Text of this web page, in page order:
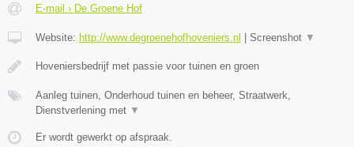
E-mail › De Groene Hof
Website: http://www.degroenehofhoveniers.nl Screenshot ▼
Hoveniersbedrijf met passie voor tuinen en groen
Aanleg tuinen, Onderhoud tuinen en beheer, Straatwerk,
Dienstverlening met ▼
Er wordt gewerkt op afspraak.